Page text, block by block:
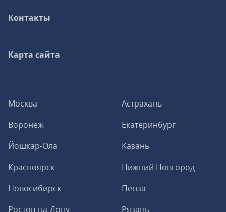
Москва
Астрахань
Воронеж
Екатеринбург
Йошкар-Ола
Казань
Красноярск
Нижний Новгород
Новосибирск
Пенза
Ростов-на-Дону
Рязань
Контакты
Карта сайта